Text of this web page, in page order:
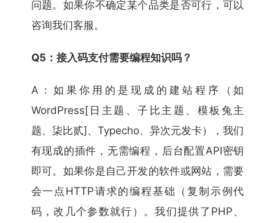
问题。如果你不确定某个品类是否可行，可以
咨询我们客服。
Q5：接入码支付需要编程知识吗？
A：如果你用的是现成的建站程序（如
WordPress[日主题、子比主题、模板兔主
题、柒比贰]、Typecho、异次元发卡），我们
有现成的插件，无需编程，后台配置API密钥
即可。如果你是自己开发的软件或网站，需要
会一点HTTP请求的编程基础（复制示例代
码，改几个参数就行）。我们提供了PHP、